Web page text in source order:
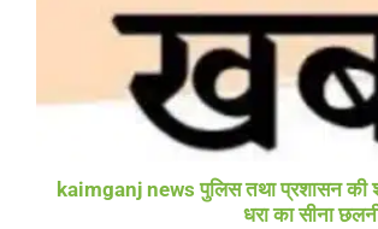
kaimganj news पुलिस तथा प्रशासन की
धरा का सीना